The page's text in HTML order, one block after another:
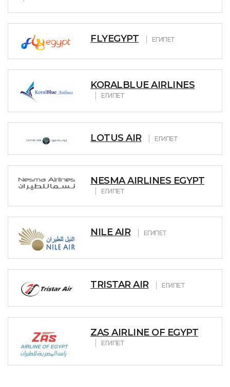
FLYEGYPT ЕГИПЕТ
KORALBLUE AIRLINES
ЕГИПЕТ
LOTUS AIR ЕГИПЕТ
NESMA AIRLINES EGYPT
ЕГИПЕТ
NILE AIR ЕГИПЕТ
TRISTAR AIR ЕГИПЕТ
ZAS AIRLINE OF EGYPT
ЕГИПЕТ